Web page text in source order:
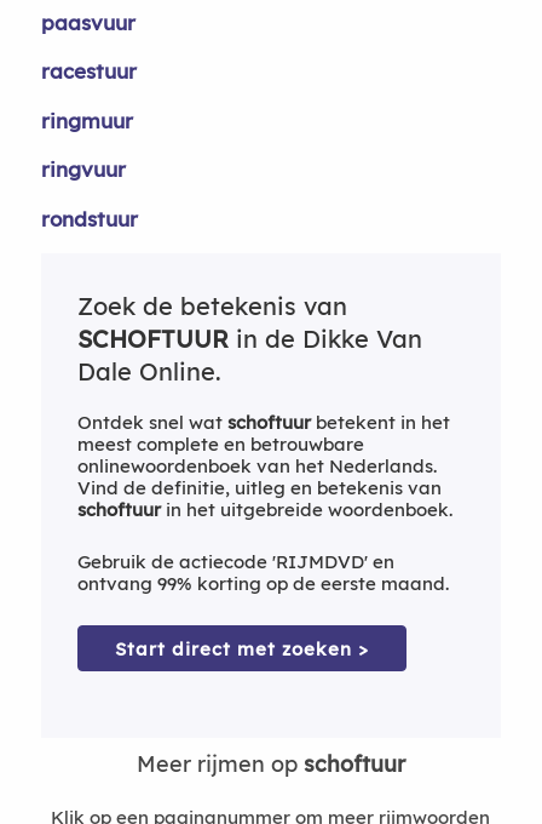
paasvuur
racestuur
ringmuur
ringvuur
rondstuur
Zoek de betekenis van
SCHOFTUURin de Dikke Van
Dale Online.
Ontdek snel wat schoftuurbetekent in het
meest complete en betrouwbare
onlinewoordenboek van het Nederlands.
Vind de definitie, uitleg en betekenis van
schoftuurin het uitgebreide woordenboek.
Gebruik de actiecode 'RIJMDVD' en
ontvang 99% korting op de eerste maand.
Start direct met zoeken >
Meer rijmen op schoftuur
Klik op een paginanummer om meer rijmwoorden